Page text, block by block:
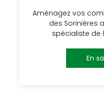
Aménagez vos
des Sorinières
spécialiste de
En